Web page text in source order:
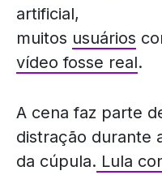
artificial,
muitos usuários
vídeo fosse real.
A cena faz parte
distração durante
da cúpula. Lula